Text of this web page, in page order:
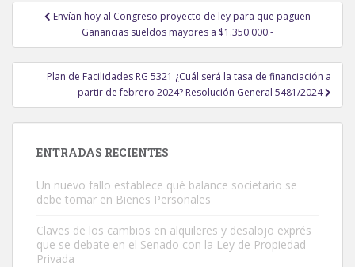
Navegación
entradas
Envían hoy al Congreso proyecto de ley para que paguen
Ganancias sueldos mayores a $1.350.000.-
Plan de Facilidades RG 5321 ¿Cuál será la tasa de financiación a
partir de febrero 2024? Resolución General 5481/2024
ENTRADAS RECIENTES
Un nuevo fallo establece qué balance societario se
debe tomar en Bienes Personales
Claves de los cambios en alquileres y desalojo exprés
que se debate en el Senado con la Ley de Propiedad
Privada